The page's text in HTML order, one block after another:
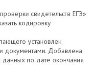
свидетельств ЕГЭ»
кодировку
установлен
документами. Добавлена
по дате окончания